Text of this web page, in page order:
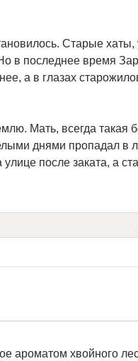
Старые
в последнее время
а в глазах
Мать, всегда такая
днями пропадал в
после заката, а
ароматом хвойного